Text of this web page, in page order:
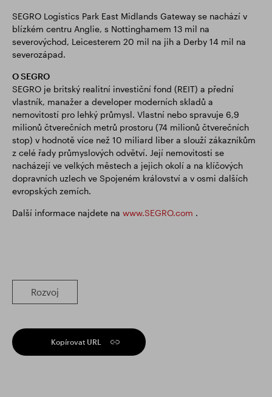
SEGRO Logistics Park East Midlands Gateway se nachází v
blízkém centru Anglie, s Nottinghamem 13 mil na
severovýchod, Leicesterem 20 mil na jih a Derby 14 mil na
severozápad.
O SEGRO
SEGRO je britský realitní investiční fond (REIT) a přední
vlastník, manažer a developer moderních skladů a
nemovitostí pro lehký průmysl. Vlastní nebo spravuje 6,9
milionů čtverečních metrů prostoru (74 milionů čtverečních
stop) v hodnotě více než 10 miliard liber a slouží zákazníkům
z celé řady průmyslových odvětví. Její nemovitosti se
nacházejí ve velkých městech a jejich okolí a na klíčových
dopravních uzlech ve Spojeném království a v osmi dalších
evropských zemích.
Další informace najdete na www.SEGRO.com .
Rozvoj
Kopírovat URL